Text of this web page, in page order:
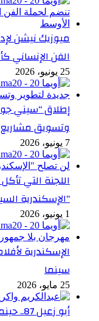
ميوزيك نيشن
الفن
25 يونيو، 2026
إطلاق “سيني
وتسويق مشاريع
7 يونيو، 2026
اللجنة التي
“الإسكندرية
1 يونيو، 2026
الإسكندرية
سينما
25 مايو، 2026
أبو زعبل 87.. حينما تصبح السينما علاجا للنفس